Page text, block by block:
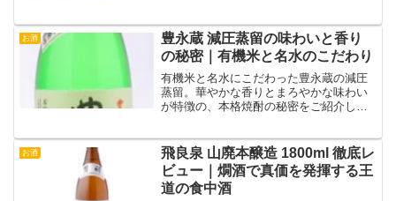
お酒
豊永蔵 減圧蒸留の味わいと香り
の秘密｜有機米と名水のこだわり
有機米と名水にこだわった豊永蔵の減圧
蒸留。華やかな香りとまろやかな味わい
が特徴の、本格焼酎の秘密をご紹介しま
お酒
飛良泉 山廃本醸造 1800ml 徹底レ
ビュー｜燗酒で真価を発揮する王
道の食中酒